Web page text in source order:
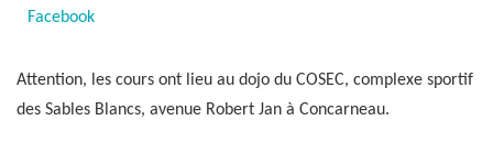
Facebook
Attention, les cours ont lieu au dojo du COSEC, complexe sportif
des Sables Blancs, avenue Robert Jan à Concarneau.